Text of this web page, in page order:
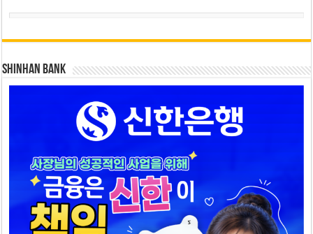
SHINHAN BANK